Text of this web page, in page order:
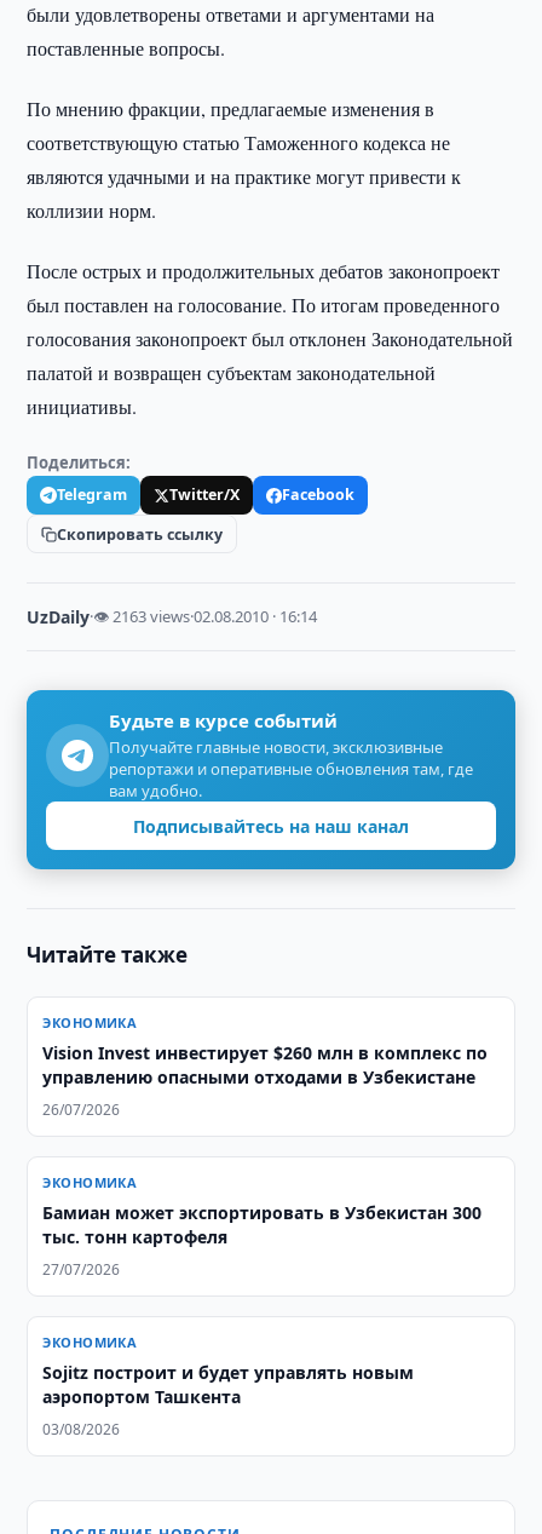
были удовлетворены ответами и аргументами на
поставленные вопросы.
По мнению фракции, предлагаемые изменения в
соответствующую статью Таможенного кодекса не
являются удачными и на практике могут привести к
коллизии норм.
После острых и продолжительных дебатов законопроект
был поставлен на голосование. По итогам проведенного
голосования законопроект был отклонен Законодательной
палатой и возвращен субъектам законодательной
инициативы.
Поделиться:
Telegram Twitter/X
Facebook
Скопировать ссылку
UzDaily·👁 2163 views·02.08.2010 · 16:14
Будьте в курсе событий
Получайте главные новости, эксклюзивные
репортажи и оперативные обновления там, где
вам удобно.
Подписывайтесь на наш канал
Читайте также
ЭКОНОМИКА
Vision Invest инвестирует $260 млн в комплекс по
управлению опасными отходами в Узбекистане
26/07/2026
ЭКОНОМИКА
Бамиан может экспортировать в Узбекистан 300
тыс. тонн картофеля
27/07/2026
ЭКОНОМИКА
Sojitz построит и будет управлять новым
аэропортом Ташкента
03/08/2026